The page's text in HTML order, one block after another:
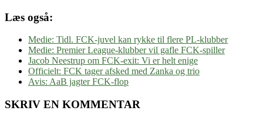
Læs også:
Medie: Tidl. FCK-juvel kan rykke til flere PL-klubber
Medie: Premier League-klubber vil gafle FCK-spiller
Jacob Neestrup om FCK-exit: Vi er helt enige
Officielt: FCK tager afsked med Zanka og trio
Avis: AaB jagter FCK-flop
SKRIV EN KOMMENTAR